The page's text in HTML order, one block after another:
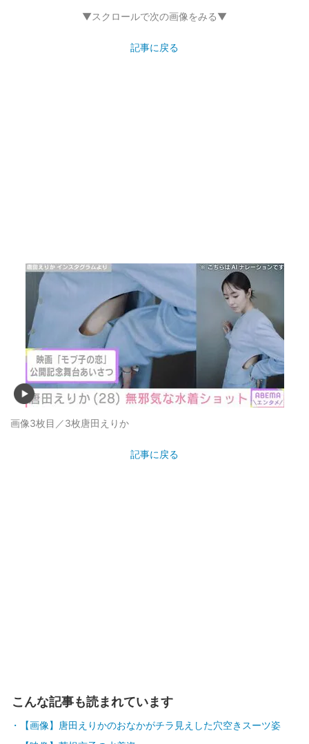
▼スクロールで次の画像をみる▼
記事に戻る
画像3枚目／3枚唐田えりか
記事に戻る
こんな記事も読まれています
【画像】唐田えりかのおなかがチラ見えした穴空きスーツ姿